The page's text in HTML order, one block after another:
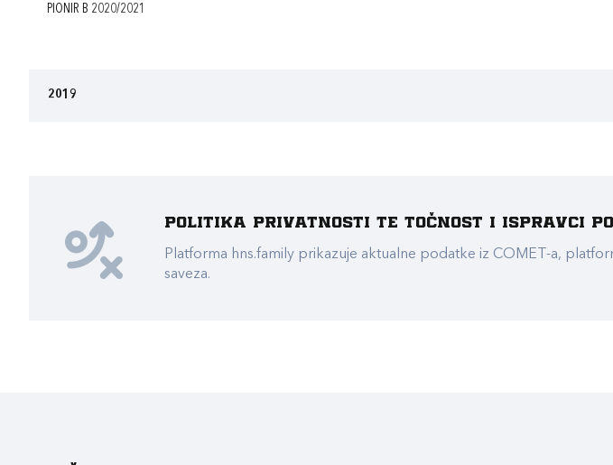
PIONIR B 2020/2021
2019
Politika privatnosti te točnost i ispravci
Platforma hns.family prikazuje aktualne podatke iz COMET-a,
saveza.